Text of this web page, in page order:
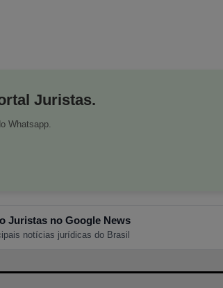
Juristas.
Whatsapp.
Juristas no Google News
notícias jurídicas do Brasil